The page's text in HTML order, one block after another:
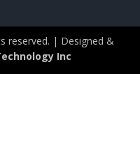
reserved. | Designed &
Inc